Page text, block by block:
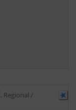
, Regional /